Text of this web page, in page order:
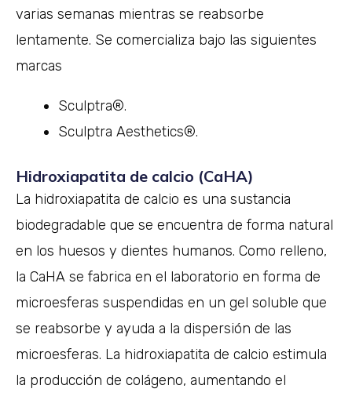
varias semanas mientras se reabsorbe
lentamente. Se comercializa bajo las siguientes
marcas
Sculptra®.
Sculptra Aesthetics®.
Hidroxiapatita de calcio (CaHA)
La hidroxiapatita de calcio es una sustancia
biodegradable que se encuentra de forma natural
en los huesos y dientes humanos. Como relleno,
la CaHA se fabrica en el laboratorio en forma de
microesferas suspendidas en un gel soluble que
se reabsorbe y ayuda a la dispersión de las
microesferas. La hidroxiapatita de calcio estimula
la producción de colágeno, aumentando el